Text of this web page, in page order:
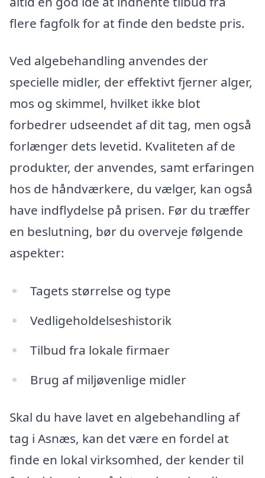
flere fagfolk for at finde den bedste pris.
Ved algebehandling anvendes der
specielle midler, der effektivt fjerner alger,
mos og skimmel, hvilket ikke blot
forbedrer udseendet af dit tag, men også
forlænger dets levetid. Kvaliteten af de
produkter, der anvendes, samt erfaringen
hos de håndværkere, du vælger, kan også
have indflydelse på prisen. Før du træffer
en beslutning, bør du overveje følgende
aspekter:
Tagets størrelse og type
Vedligeholdelseshistorik
Tilbud fra lokale firmaer
Brug af miljøvenlige midler
Skal du have lavet en algebehandling af
tag i Asnæs, kan det være en fordel at
finde en lokal virksomhed, der kender til